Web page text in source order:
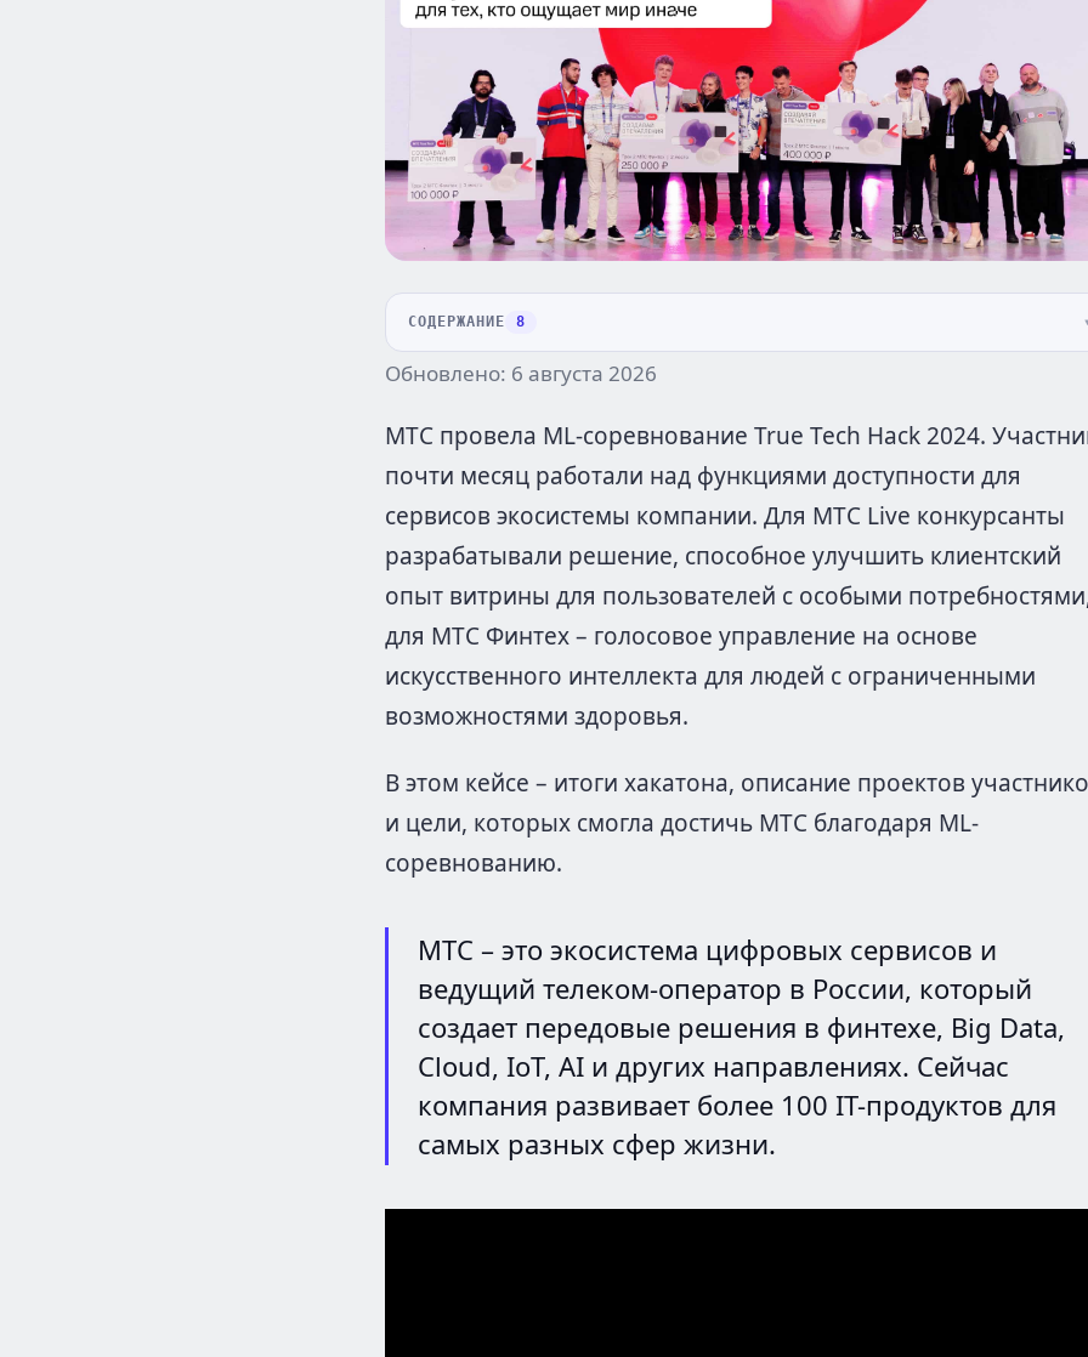
СОДЕРЖАНИЕ 8
Обновлено: 6 августа 2026
МТС провела ML-соревнование True Tech Hack 2024.
почти месяц работали над функциями доступности для
сервисов экосистемы компании. Для МТС Live конкурсанты
разрабатывали решение, способное улучшить клиентский
опыт витрины для пользователей с особыми
для МТС Финтех – голосовое управление на основе
искусственного интеллекта для людей с ограниченными
возможностями здоровья.
В этом кейсе – итоги хакатона, описание проектов
и цели, которых смогла достичь МТС благодаря ML-
соревнованию.
МТС – это экосистема цифровых сервисов и
ведущий телеком-оператор в России, который
создает передовые решения в финтехе, Big Data,
Cloud, IoT, AI и других направлениях. Сейчас
компания развивает более 100 IT-продуктов для
самых разных сфер жизни.